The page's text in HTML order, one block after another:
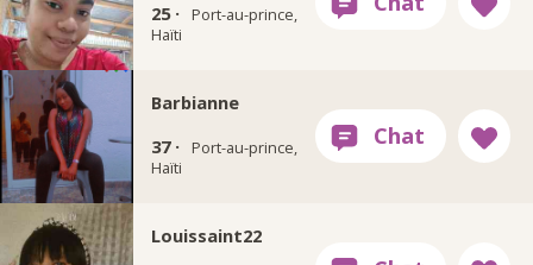
25 ·
Port-au-prince,
Haïti
Barbianne
37 ·
Port-au-prince,
Haïti
Louissaint22